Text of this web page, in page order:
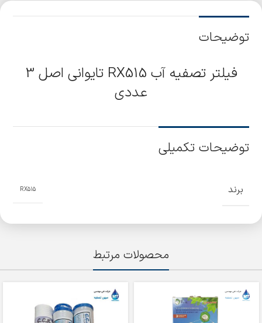
توضیحات
فیلتر تصفیه آب RX515 تایوانی اصل 3
عددی
توضیحات تکمیلی
برند RX515
محصولات مرتبط